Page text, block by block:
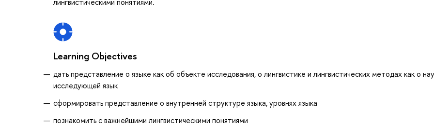
Learning Objectives
дать представление о языке как об объекте исследования, о лингвистике и лингвистических методах как о
исследующей язык
сформировать представление о внутренней структуре языка, уровнях языка
познакомить с важнейшими лингвистическими понятиями